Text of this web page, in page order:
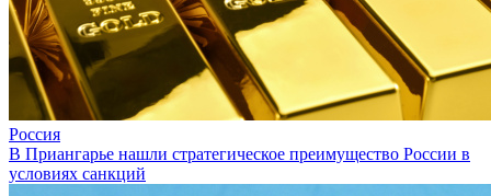
Россия
В Приангарье нашли стратегическое преимущество России в
условиях санкций